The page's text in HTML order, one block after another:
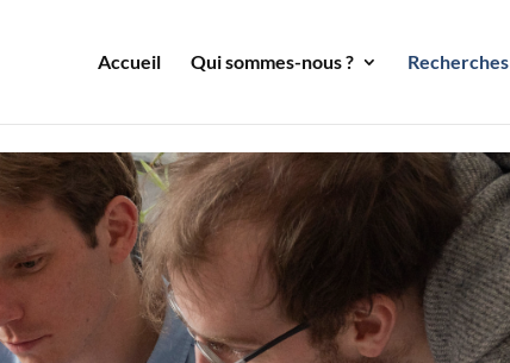
Accueil Qui sommes-nous ? Recherches